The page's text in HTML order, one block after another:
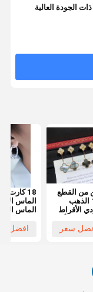
الجودة العالية
من القطع
18K الذهب
الأقراط
الرمادية
سعر
18 كارت
الماس
الماس
الأقراط
افضل